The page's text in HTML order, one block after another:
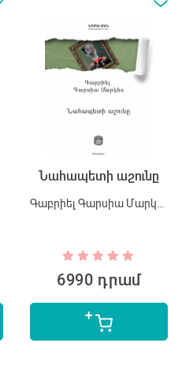
Նահապետի աշունը
Գաբրիել Գարսիա Մարկես
6990 դրամ